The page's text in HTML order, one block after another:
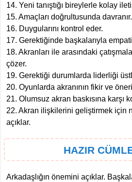
14. Yeni tanıştığı bireylerle kolay
15. Amaçları doğrultusunda davranır.
16. Duygularını kontrol eder.
17. Gerektiğinde başkalarıyla
18. Akranları ile arasındaki
çözer.
19. Gerektiği durumlarda liderliği
20. Oyunlarda akranının fikir ve
21. Olumsuz akran baskısına karşı
22. Akran ilişkilerini geliştirmek için
açıklar.
HAZIR
Arkadaşlığın önemini açıklar.